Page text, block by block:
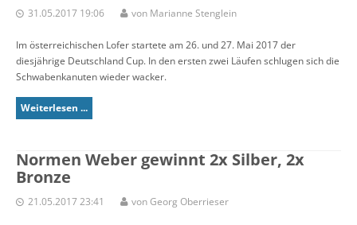
31.05.2017 19:06 von Marianne Stenglein
Im österreichischen Lofer startete am 26. und 27. Mai 2017 der
diesjährige Deutschland Cup. In den ersten zwei Läufen schlugen sich die
Schwabenkanuten wieder wacker.
Weiterlesen ...
Normen Weber gewinnt 2x Silber, 2x
Bronze
21.05.2017 23:41 von Georg Oberrieser